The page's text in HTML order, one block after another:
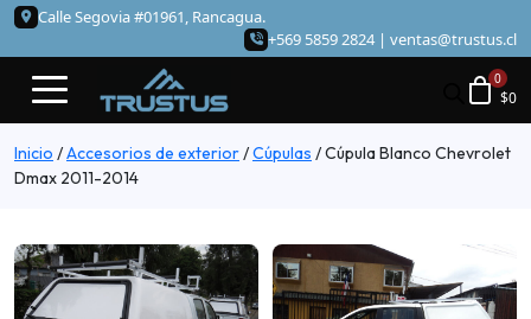
Calle Segovia #01961, Rancagua.
+569 5859 2824 | ventas@trustus.cl
$0
Inicio /Accesorios de exterior/Cúpulas /Cúpula Blanco Chevrolet
Dmax 2011-2014